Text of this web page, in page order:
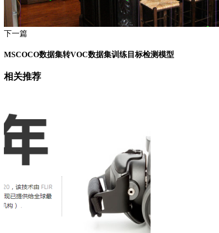
下一篇
MSCOCO数据集转VOC数据集训练目标检测模型
相关推荐